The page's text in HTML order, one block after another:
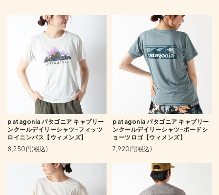
patagonia パタゴニア キャプリー
ンクールデイリーシャツ-フィッツ
ロイニンバス【ウィメンズ】
8,250円(税込)
patagonia パタゴニア キャプリー
ンクールデイリーシャツ-ボードシ
ョーツロゴ【ウィメンズ】
7,920円(税込)